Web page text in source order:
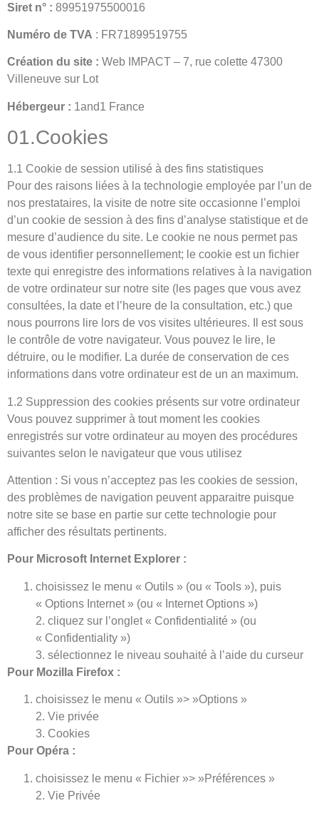
Siret n° : 89951975500016
Numéro de TVA : FR71899519755
Création du site : Web IMPACT – 7, rue colette 47300
Villeneuve sur Lot
Hébergeur : 1and1 France
01.Cookies
1.1 Cookie de session utilisé à des fins statistiques
Pour des raisons liées à la technologie employée par l’un de
nos prestataires, la visite de notre site occasionne l’emploi
d’un cookie de session à des fins d’analyse statistique et de
mesure d’audience du site. Le cookie ne nous permet pas
de vous identifier personnellement; le cookie est un fichier
texte qui enregistre des informations relatives à la navigation
de votre ordinateur sur notre site (les pages que vous avez
consultées, la date et l’heure de la consultation, etc.) que
nous pourrons lire lors de vos visites ultérieures. Il est sous
le contrôle de votre navigateur. Vous pouvez le lire, le
détruire, ou le modifier. La durée de conservation de ces
informations dans votre ordinateur est de un an maximum.
1.2 Suppression des cookies présents sur votre ordinateur
Vous pouvez supprimer à tout moment les cookies
enregistrés sur votre ordinateur au moyen des procédures
suivantes selon le navigateur que vous utilisez
Attention : Si vous n’acceptez pas les cookies de session,
des problèmes de navigation peuvent apparaitre puisque
notre site se base en partie sur cette technologie pour
afficher des résultats pertinents.
Pour Microsoft Internet Explorer :
choisissez le menu « Outils » (ou « Tools »), puis
« Options Internet » (ou « Internet Options »)
2. cliquez sur l’onglet « Confidentialité » (ou
« Confidentiality »)
3. sélectionnez le niveau souhaité à l’aide du curseur
Pour Mozilla Firefox :
choisissez le menu « Outils »> »Options »
2. Vie privée
3. Cookies
Pour Opéra :
choisissez le menu « Fichier »> »Préférences »
2. Vie Privée